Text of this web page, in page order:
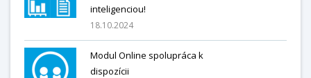
inteligenciou!
18.10.2024
Modul Online spolupráca k
dispozícii